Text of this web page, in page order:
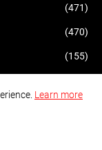
(471)
(470)
(155)
Learn more